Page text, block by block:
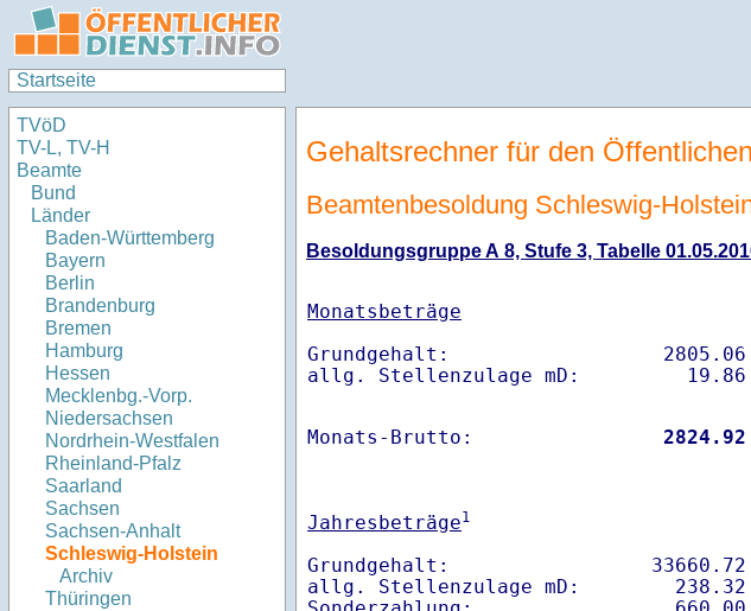
Startseite
TVöD
TV-L, TV-H
Beamte
Bund
Länder
Baden-Württemberg
Bayern
Berlin
Brandenburg
Bremen
Hamburg
Hessen
Mecklenbg.-Vorp.
Niedersachsen
Nordrhein-Westfalen
Rheinland-Pfalz
Saarland
Sachsen
Sachsen-Anhalt
Schleswig-Holstein
Archiv
Thüringen
Gehaltsrechner für den
Beamtenbesoldung Schleswig-
Besoldungsgruppe A 8, Stufe 3, Tabelle
Monatsbeträge
Grundgehalt:                  2805.06
Monats-Brutto:
Jahresbeträge1
Grundgehalt:                 33660.72
allg. Stellenzulage mD:        238.32